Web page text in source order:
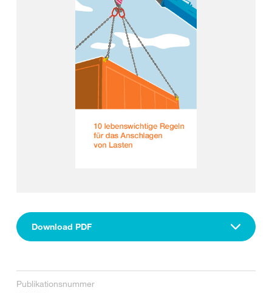
Download PDF
Publikationsnummer